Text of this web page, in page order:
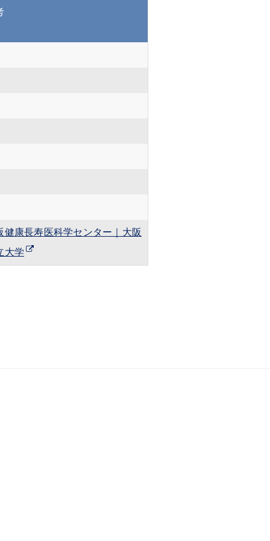
健康長寿医科学センター｜大阪
大学